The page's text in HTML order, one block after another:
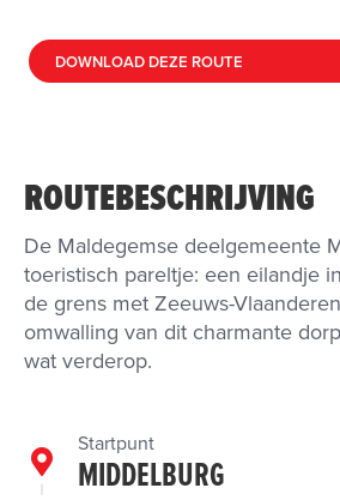
DOWNLOAD DEZE ROUTE
ROUTEBESCHRIJVING
De Maldegemse deelgemeente
toeristisch pareltje: een eilandje
de grens met Zeeuws-
omwalling van dit charmante
wat verderop.
Startpunt
MIDDELBURG